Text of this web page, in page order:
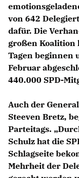
von 642
dafür. Die
großen Koalition
Tagen beginnen
Februar
440.000 SPD-
Auch der
Steeven Bretz,
Parteitags.
Schulz hat die
Schlagseite
Mehrheit der